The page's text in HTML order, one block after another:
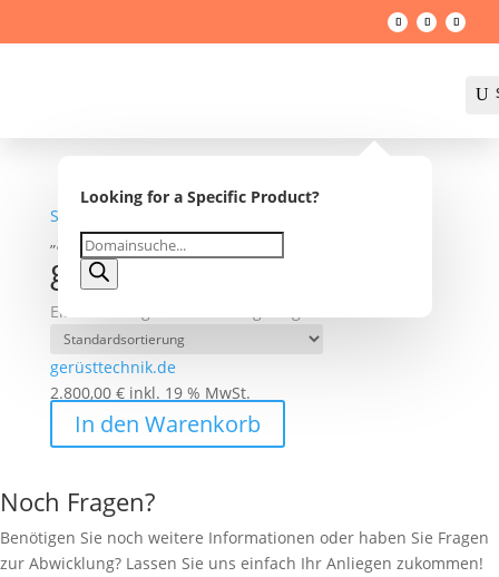
U
Looking for a Specific Product?
Products
search
Startseite
„gerüsttechnik“
gerüsttechnik
Einzelnes Ergebnis wird angezeigt
gerüsttechnik.de
2.800,00 €inkl. 19 % MwSt.
In den Warenkorb
Noch Fragen?
Benötigen Sie noch weitere Informationen oder haben Sie Fragen
zur Abwicklung? Lassen Sie uns einfach Ihr Anliegen zukommen!